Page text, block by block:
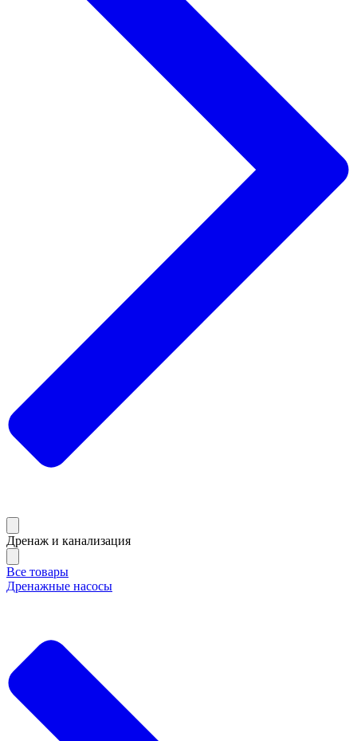
Дренаж и канализация
Все товары
Дренажные насосы